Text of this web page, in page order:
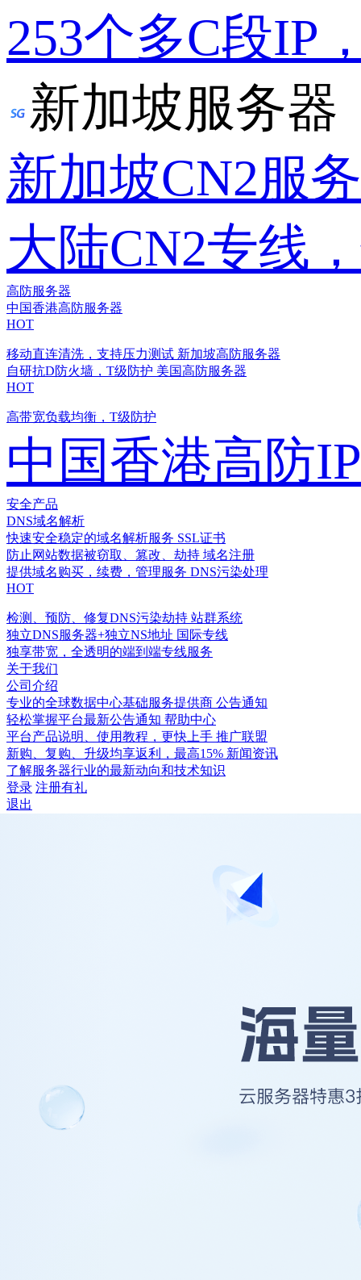
253个多C段IP
新加坡服务器
新加坡CN2服
大陆CN2专线
高防服务器
中国香港高防服务器
HOT
移动直连清洗，支持压力测试 新加坡高防服务器
自研抗D防火墙，T级防护 美国高防服务器
HOT
高带宽负载均衡，T级防护
中国香港高防IP
安全产品
DNS域名解析
快速安全稳定的域名解析服务 SSL证书
防止网站数据被窃取、篡改、劫持 域名注册
提供域名购买，续费，管理服务 DNS污染处理
HOT
检测、预防、修复DNS污染劫持 站群系统
独立DNS服务器+独立NS地址 国际专线
独享带宽，全透明的端到端专线服务
关于我们
公司介绍
专业的全球数据中心基础服务提供商 公告通知
轻松掌握平台最新公告通知 帮助中心
平台产品说明、使用教程，更快上手 推广联盟
新购、复购、升级均享返利，最高15% 新闻资讯
了解服务器行业的最新动向和技术知识
登录 注册有礼
退出